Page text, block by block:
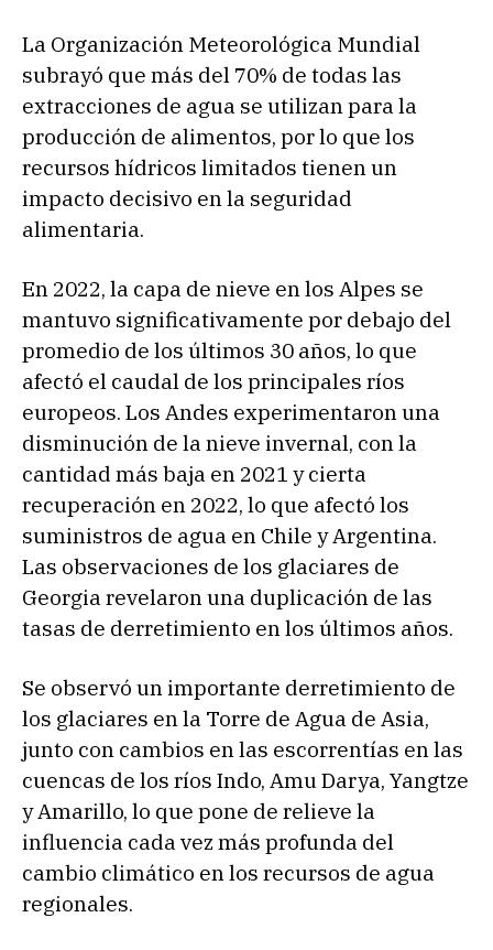
La Organización Meteorológica Mundial
subrayó que más del 70% de todas las
extracciones de agua se utilizan para la
producción de alimentos, por lo que los
recursos hídricos limitados tienen un
impacto decisivo en la seguridad
alimentaria.
En 2022, la capa de nieve en los Alpes se
mantuvo significativamente por debajo del
promedio de los últimos 30 años, lo que
afectó el caudal de los principales ríos
europeos. Los Andes experimentaron una
disminución de la nieve invernal, con la
cantidad más baja en 2021 y cierta
recuperación en 2022, lo que afectó los
suministros de agua en Chile y Argentina.
Las observaciones de los glaciares de
Georgia revelaron una duplicación de las
tasas de derretimiento en los últimos años.
Se observó un importante derretimiento de
los glaciares en la Torre de Agua de Asia,
junto con cambios en las escorrentías en las
cuencas de los ríos Indo, Amu Darya, Yangtze
y Amarillo, lo que pone de relieve la
influencia cada vez más profunda del
cambio climático en los recursos de agua
regionales.